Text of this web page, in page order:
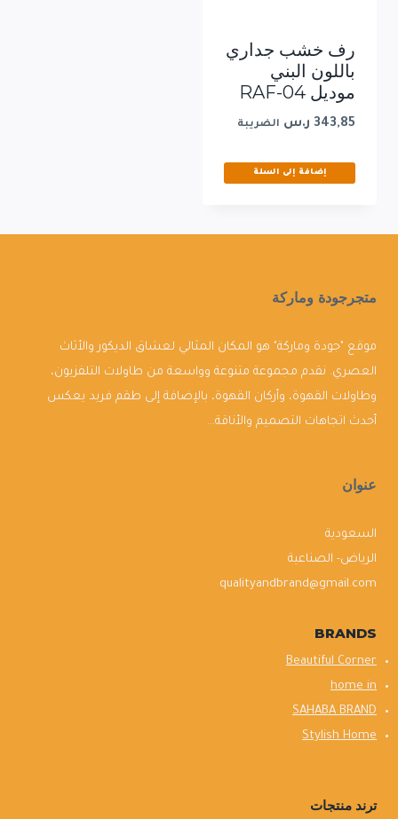
رف خشب جداري
باللون البني
موديل RAF-04
343,85 ر.س الضريبة
إضافة إلى السلة
متجرجودة وماركة
موقع "جودة وماركة" هو المكان المثالي لعشاق الديكور والأثاث
العصري. نقدم مجموعة متنوعة وواسعة من طاولات التلفزيون،
وطاولات القهوة، وأركان القهوة، بالإضافة إلى طقم فريد يعكس
أحدث اتجاهات التصميم والأناقة...
عنوان
السعودية
الرياض- الصناعية
qualityandbrand@gmail.com
BRANDS
Beautiful Corner
home in
SAHABA BRAND
Stylish Home
ترند منتجات